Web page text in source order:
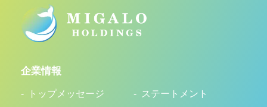
企業情報
トップメッセージ
ステートメント